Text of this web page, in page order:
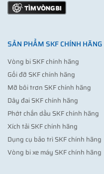
SẢN PHẨM SKF CHÍNH HÃNG
Vòng bi SKF chính hãng
Gối đỡ SKF chính hãng
Mỡ bôi trơn SKF chính hãng
Dây đai SKF chính hãng
Phớt chắn dầu SKF chính hãng
Xích tải SKF chính hãng
Dụng cụ bảo trì SKF chính hãng
Vòng bi xe máy SKF chính hãng